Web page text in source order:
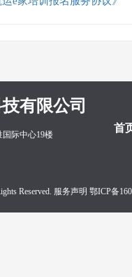
有限公司
首
际中心19楼
Reserved. 服务声明 鄂ICP备